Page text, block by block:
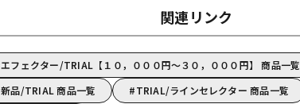
関連リンク
エフェクター/TRIAL【１０，０００円～３０，０００円】 商品一覧
新品/TRIAL 商品一覧
TRIAL/ラインセレクター 商品一覧